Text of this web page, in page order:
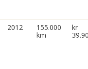
2012
155.000
km
kr